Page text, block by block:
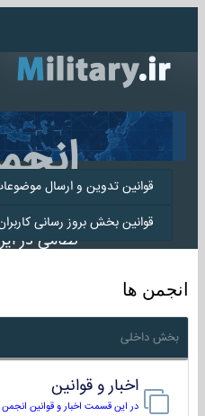
انجمن
نظامی در
قوانین تدوین و ارسال موضوعات
قوانین بخش بروز رسانی کاربران
انجمن ها
بخش داخلی
اخبار و قوانین
در این قسمت اخبار و قوانین انجمن